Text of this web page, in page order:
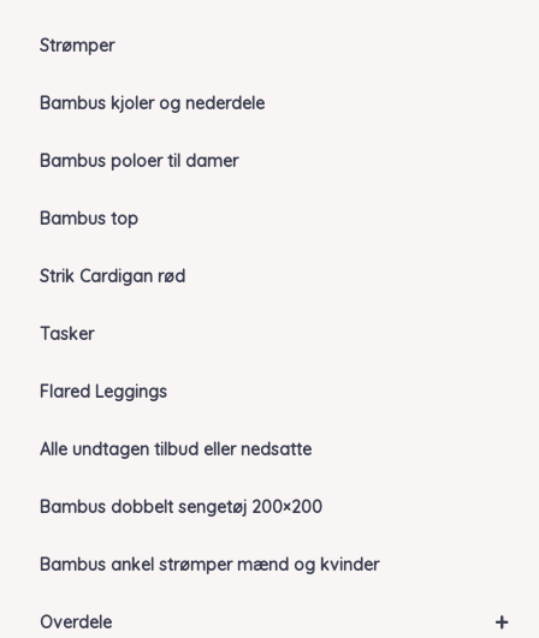
Strømper
Bambus kjoler og nederdele
Bambus poloer til damer
Bambus top
Strik Cardigan rød
Tasker
Flared Leggings
Alle undtagen tilbud eller nedsatte
Bambus dobbelt sengetøj 200×200
Bambus ankel strømper mænd og kvinder
+
Overdele